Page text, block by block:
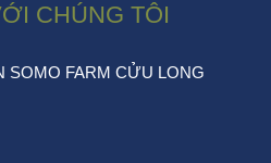
CHÚNG TÔI
SOMO FARM CỬU LONG